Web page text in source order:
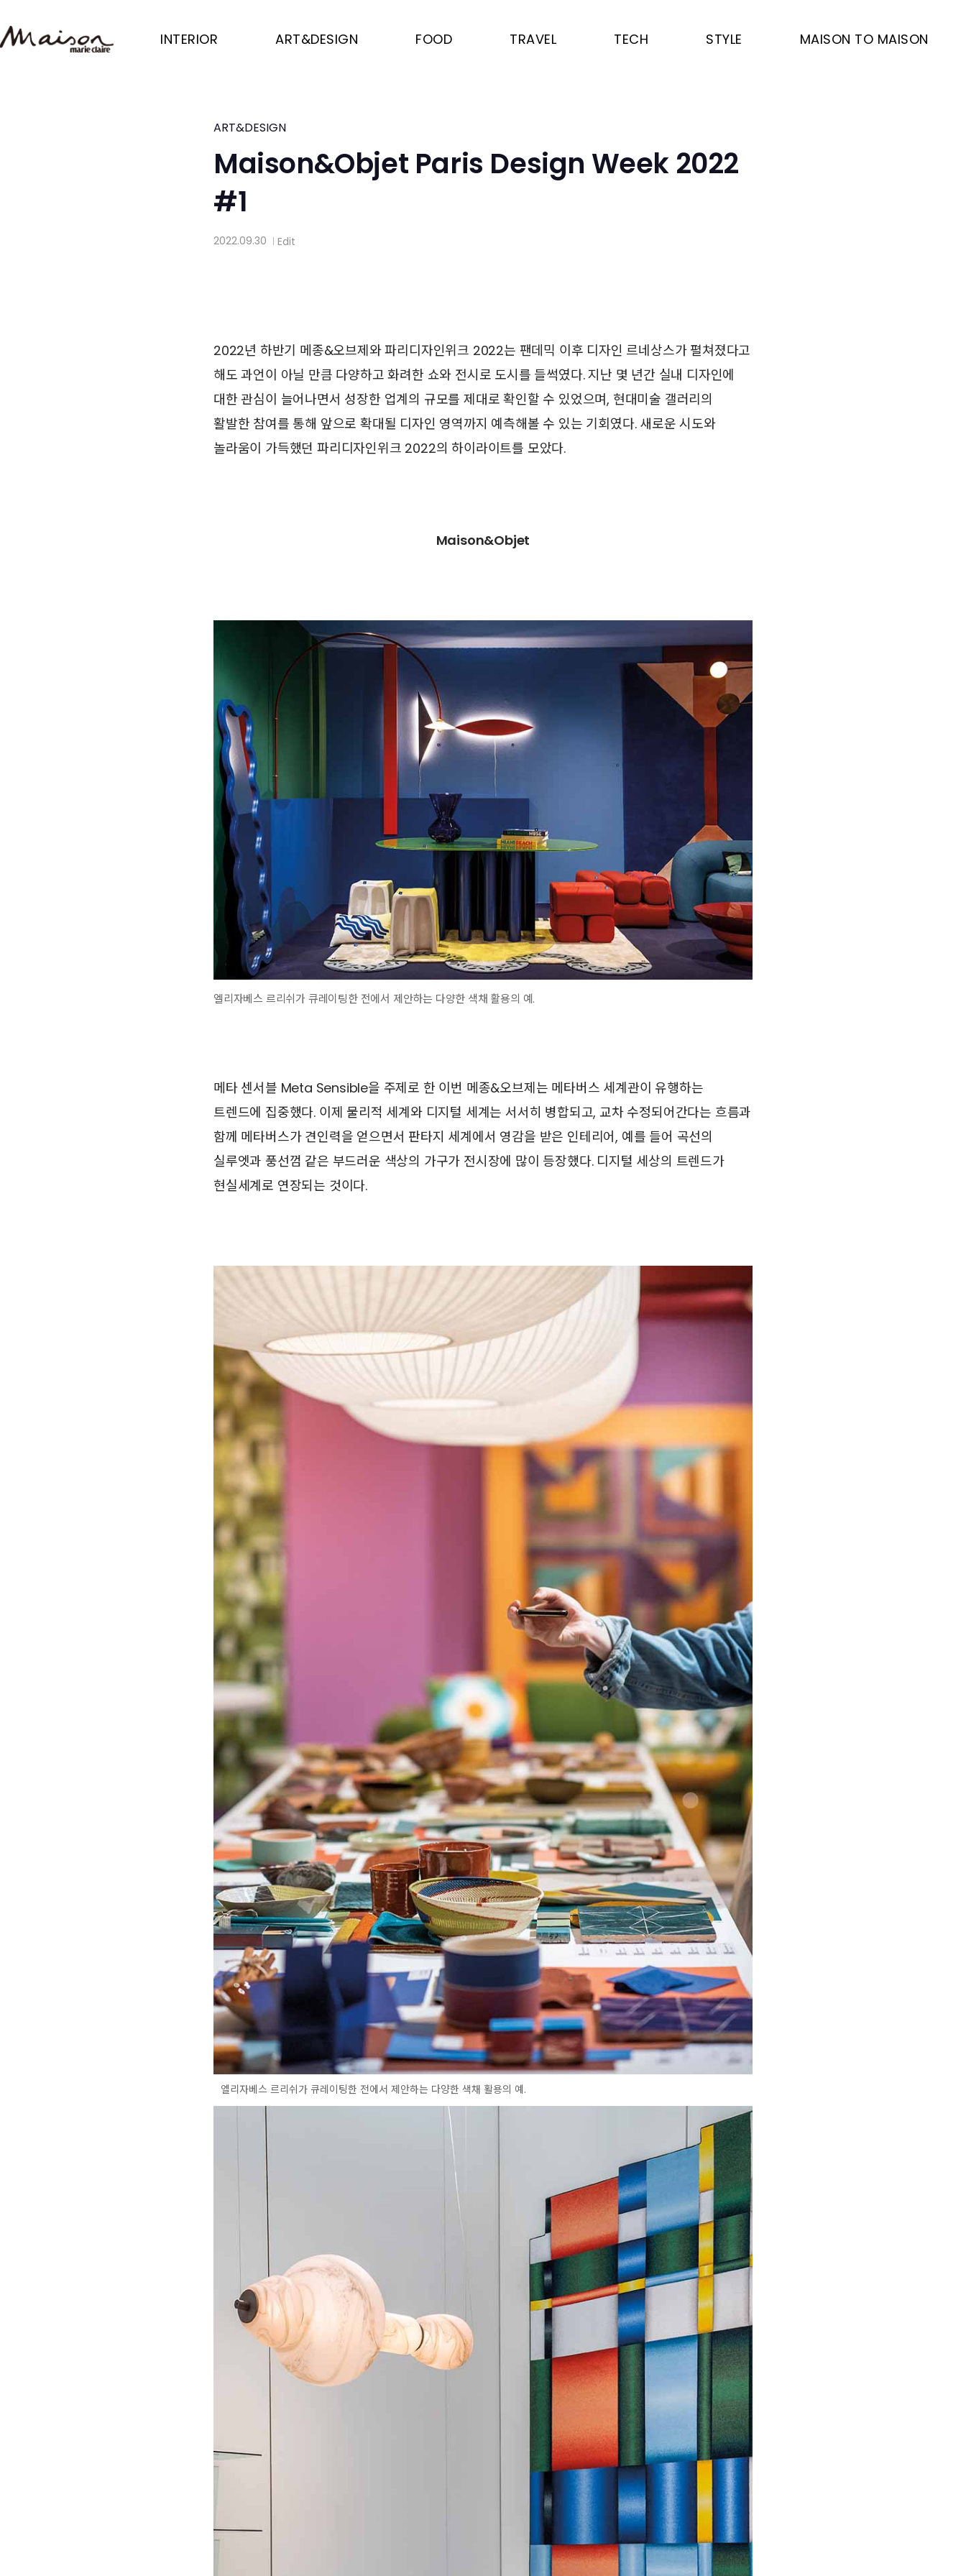
to
main
INTERIOR ART&DESIGN FOOD TRAVEL TECH STYLE MAISON TO MAISON
ART&DESIGN
Maison&Objet Paris Design Week 2022
#1
2022.09.30 Edit
2022년 하반기 메종&오브제와 파리디자인위크 2022는 팬데믹 이후 디자인 르네상스가 펼쳐졌다고
해도 과언이 아닐 만큼 다양하고 화려한 쇼와 전시로 도시를 들썩였다. 지난 몇 년간 실내 디자인에
대한 관심이 늘어나면서 성장한 업계의 규모를 제대로 확인할 수 있었으며, 현대미술 갤러리의
활발한 참여를 통해 앞으로 확대될 디자인 영역까지 예측해볼 수 있는 기회였다. 새로운 시도와
놀라움이 가득했던 파리디자인위크 2022의 하이라이트를 모았다.
Maison&Objet
엘리자베스 르리쉬가 큐레이팅한 전에서 제안하는 다양한 색채 활용의 예.
메타 센서블 Meta Sensible을 주제로 한 이번 메종&오브제는 메타버스 세계관이 유행하는
트렌드에 집중했다. 이제 물리적 세계와 디지털 세계는 서서히 병합되고, 교차 수정되어간다는 흐름과
함께 메타버스가 견인력을 얻으면서 판타지 세계에서 영감을 받은 인테리어, 예를 들어 곡선의
실루엣과 풍선껌 같은 부드러운 색상의 가구가 전시장에 많이 등장했다. 디지털 세상의 트렌드가
현실세계로 연장되는 것이다.
엘리자베스 르리쉬가 큐레이팅한 전에서 제안하는 다양한 색채 활용의 예.